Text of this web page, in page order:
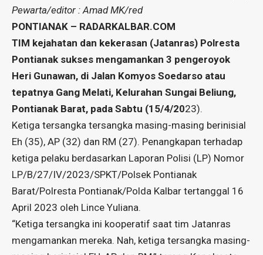
Pewarta/editor : Amad MK/red
PONTIANAK – RADARKALBAR.COM
TIM kejahatan dan kekerasan (Jatanras) Polresta
Pontianak sukses mengamankan 3 pengeroyok
Heri Gunawan, di Jalan Komyos Soedarso atau
tepatnya Gang Melati, Kelurahan Sungai Beliung,
Pontianak Barat, pada Sabtu (15/4/2023).
Ketiga tersangka tersangka masing-masing berinisial
Eh (35), AP (32) dan RM (27). Penangkapan terhadap
ketiga pelaku berdasarkan Laporan Polisi (LP) Nomor
LP/B/27/IV/2023/SPKT/Polsek Pontianak
Barat/Polresta Pontianak/Polda Kalbar tertanggal 16
April 2023 oleh Lince Yuliana.
“Ketiga tersangka ini kooperatif saat tim Jatanras
mengamankan mereka. Nah, ketiga tersangka masing-